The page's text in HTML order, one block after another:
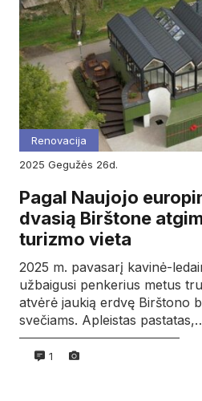
Renovacija
2025
gegužės 26d.
Pagal Naujojo
dvasią Birštone
turizmo vieta
2025 m. pavasarį kavinė-
užbaigusi penkerius metus
atvėrė jaukią erdvę Birštono
svečiams. Apleistas
1